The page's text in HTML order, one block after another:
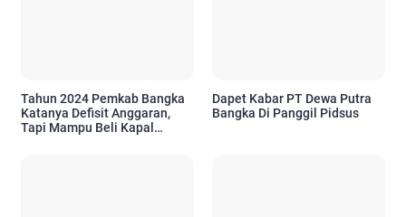
Tahun 2024 Pemkab Bangka
Katanya Defisit Anggaran,
Tapi Mampu Beli Kapal
Dapet Kabar PT Dewa Putra
Bangka Di Panggil Pidsus